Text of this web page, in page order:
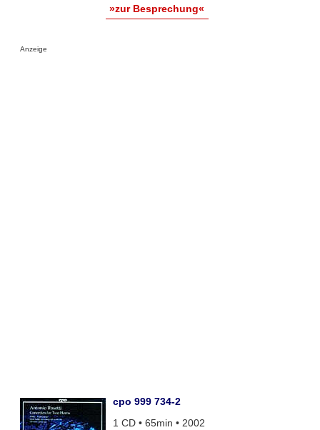
»zur Besprechung«
Anzeige
cpo 999 734-2
1 CD • 65min • 2002